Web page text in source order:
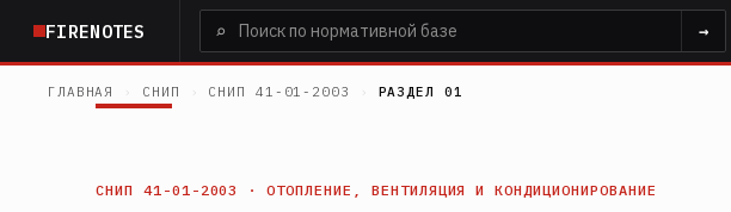
основному
содержанию
FIRENOTES ⌕ →
ГЛАВНАЯ СНИП СНИП 41-01-2003 РАЗДЕЛ 01
СНИП 41-01-2003 · ОТОПЛЕНИЕ, ВЕНТИЛЯЦИЯ И КОНДИЦИОНИРОВАНИЕ